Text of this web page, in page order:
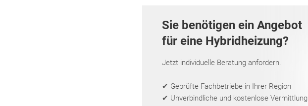
Sie benötigen ein Angebot
für eine Hybridheizung?
Jetzt individuelle Beratung anfordern.
✔ Geprüfte Fachbetriebe in Ihrer Region
✔ Unverbindliche und kostenlose Vermittlung